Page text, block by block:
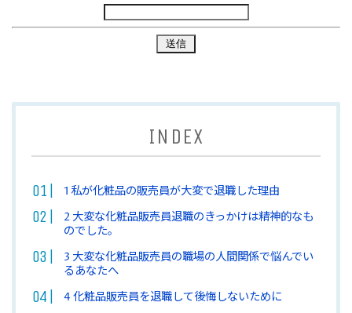
INDEX
1 私が化粧品の販売員が大変で退職した理由
2 大変な化粧品販売員退職のきっかけは精神的なも
のでした。
3 大変な化粧品販売員の職場の人間関係で悩んでい
るあなたへ
4化粧品販売員を退職して後悔しないために